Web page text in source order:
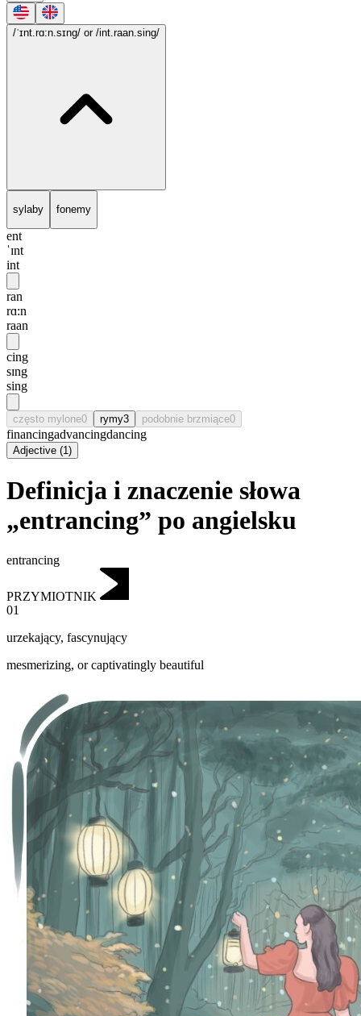
/ˈɪnt.rɑ:n.sɪng/ or /int.raan.sing/
sylaby fonemy
ent
ˈɪnt
int
ran
rɑ:n
raan
cing
sɪng
sing
często mylone0 rymy3 podobnie brzmiące0
financingadvancingdancing
Adjective (1)
Definicja i znaczenie słowa
„entrancing” po angielsku
entrancing
PRZYMIOTNIK
01
urzekający, fascynujący
mesmerizing, or captivatingly beautiful